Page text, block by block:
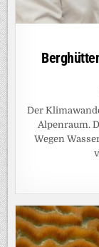
Der
Alpenraum.
Wegen